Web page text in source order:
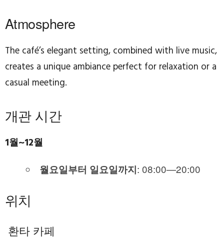
Atmosphere
The café’s elegant setting, combined with live music,
creates a unique ambiance perfect for relaxation or a
casual meeting.
개관 시간
1월~12월
월요일부터 일요일까지: 08:00—20:00
위치
환타 카페